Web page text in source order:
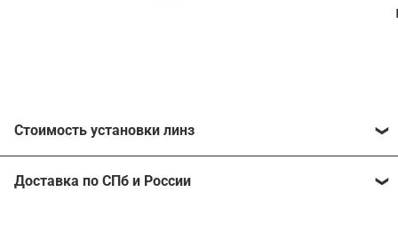
Стоимость установки линз
Расчитать стоимость ваших линз поможет
Доставка по СПб и России